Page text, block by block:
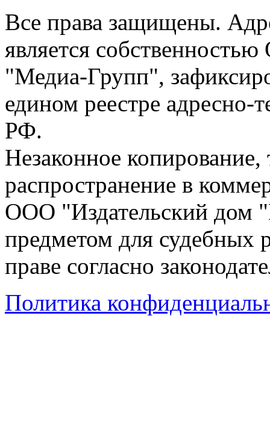
Все права защищены.
является
"Медиа-Групп",
едином реестре адресно-
РФ.
Незаконное
распространение в
ООО "Издательский дом
предметом для судебных
праве согласно
Политика